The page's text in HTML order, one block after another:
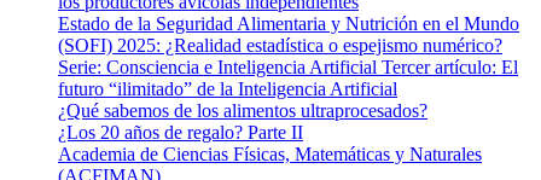
Estado de la Seguridad Alimentaria y Nutrición en el Mundo
(SOFI) 2025: ¿Realidad estadística o espejismo numérico?
Serie: Consciencia e Inteligencia Artificial Tercer artículo: El
futuro “ilimitado” de la Inteligencia Artificial
¿Qué sabemos de los alimentos ultraprocesados?
¿Los 20 años de regalo? Parte II
Academia de Ciencias Físicas, Matemáticas y Naturales
(ACFIMAN)